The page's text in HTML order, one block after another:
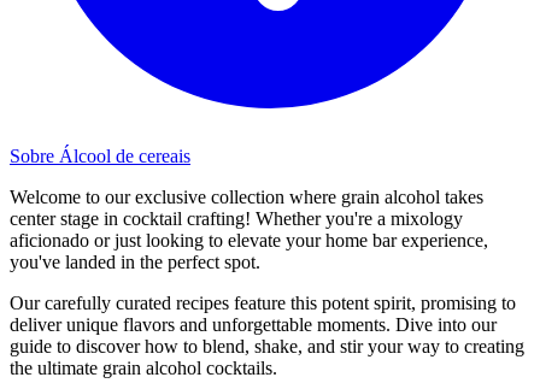
Sobre Álcool de cereais
Welcome to our exclusive collection where grain alcohol takes
center stage in cocktail crafting! Whether you're a mixology
aficionado or just looking to elevate your home bar experience,
you've landed in the perfect spot.
Our carefully curated recipes feature this potent spirit, promising to
deliver unique flavors and unforgettable moments. Dive into our
guide to discover how to blend, shake, and stir your way to creating
the ultimate grain alcohol cocktails.